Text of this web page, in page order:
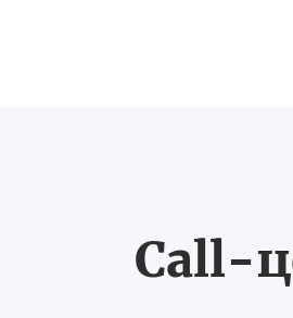
Call-